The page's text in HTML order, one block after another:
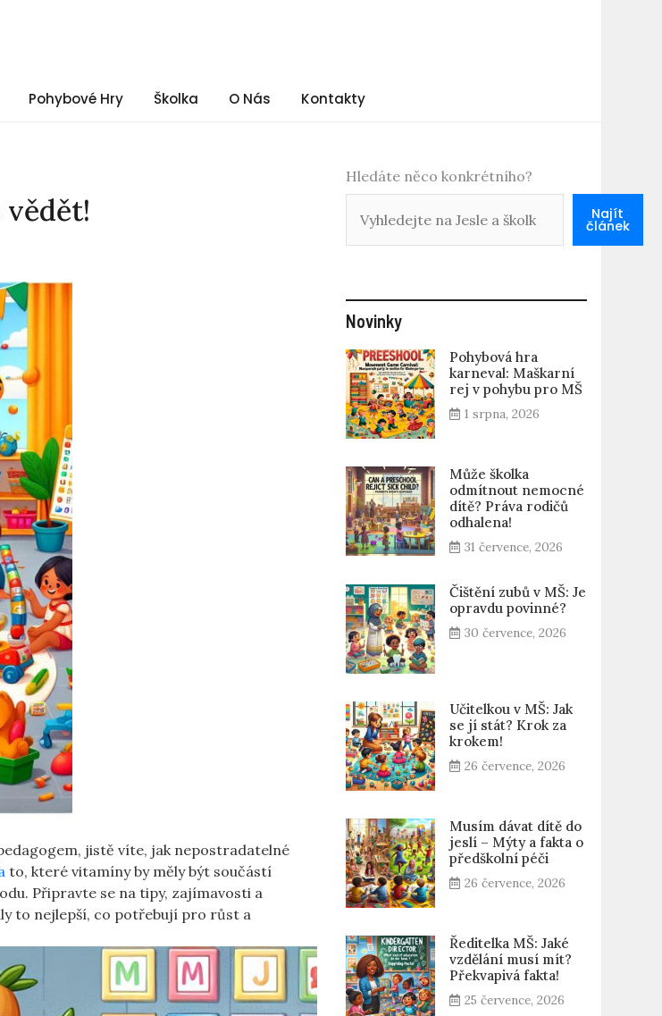
Pohybové Hry Školka O Nás Kontakty
jistě víte, jak nepostradatelné
to, které vitamíny by měly být součástí
Připravte se na tipy, zajímavosti a
to nejlepší, co potřebují pro růst a
Hledáte něco konkrétního?
Najít
článek
Novinky
Pohybová hra
karneval: Maškarní
rej v pohybu pro MŠ
1 srpna, 2026
Může školka
odmítnout nemocné
dítě? Práva rodičů
odhalena!
31 července, 2026
Čištění zubů v MŠ: Je
opravdu povinné?
30 července, 2026
Učitelkou v MŠ: Jak
se jí stát? Krok za
krokem!
26 července, 2026
Musím dávat dítě do
jeslí – Mýty a fakta o
předškolní péči
26 července, 2026
Ředitelka MŠ: Jaké
vzdělání musí mít?
Překvapivá fakta!
25 července, 2026